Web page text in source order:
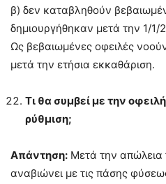
β) δεν καταβληθούν
δημιουργήθηκαν μετά την 1/1/
Ως βεβαιωμένες οφειλές
μετά την ετήσια εκκαθάριση.
Τι θα συμβεί με την
ρύθμιση;
Απάντηση: Μετά την απώλεια
αναβιώνει με τις πάσης